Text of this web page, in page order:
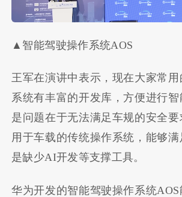
▲智能驾驶操作系统AOS
王军在演讲中表示，现在大家常
系统有丰富的开发库，方便进行
是问题在于无法满足车规的安全要
用于车载的传统操作系统，能够
是缺少AI开发等支撑工具。
华为开发的智能驾驶操作系统